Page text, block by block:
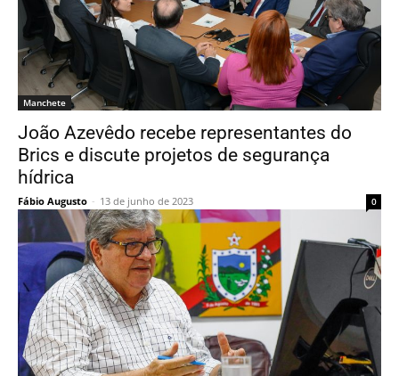
Manchete
João Azevêdo recebe representantes do
Brics e discute projetos de segurança
hídrica
Fábio Augusto - 13 de junho de 2023 0